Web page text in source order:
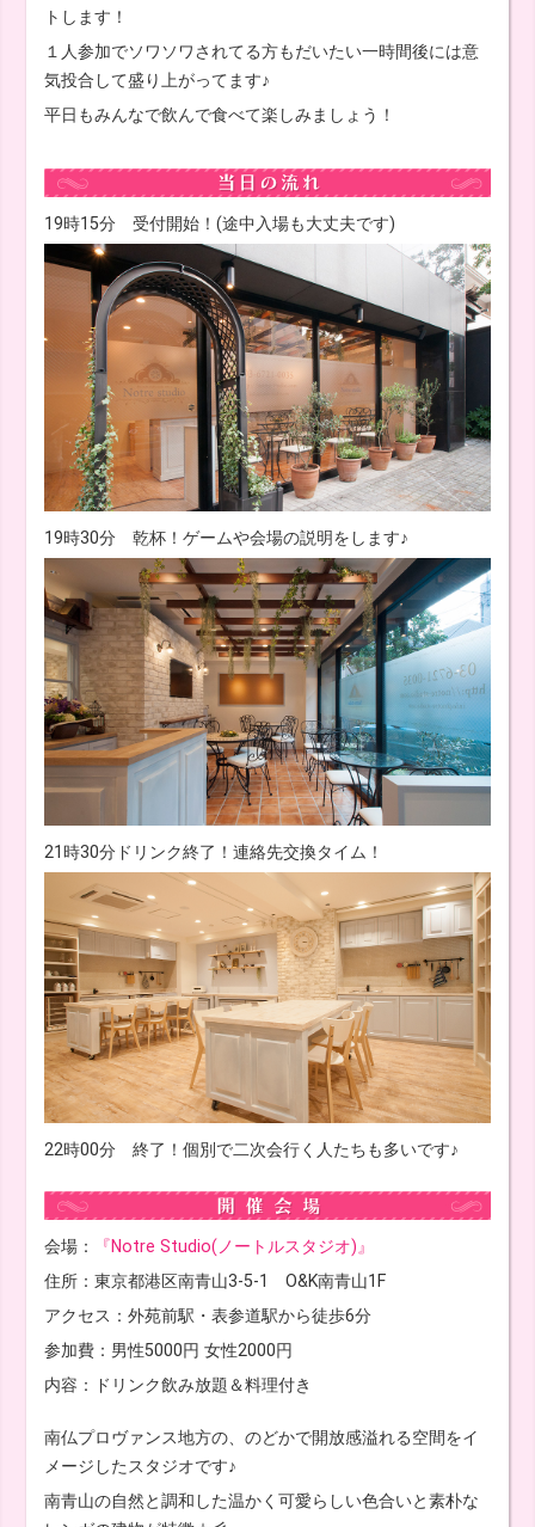
トします！
１人参加でソワソワされてる方もだいたい一時間後には意
気投合して盛り上がってます♪
平日もみんなで飲んで食べて楽しみましょう！
19時15分 受付開始！(途中入場も大丈夫です)
19時30分 乾杯！ゲームや会場の説明をします♪
21時30分ドリンク終了！連絡先交換タイム！
22時00分 終了！個別で二次会行く人たちも多いです♪
会場：
『Notre Studio(ノートルスタジオ)』
住所：東京都港区南青山3-5-1 O&K南青山1F
アクセス：外苑前駅・表参道駅から徒歩6分
参加費：男性5000円 女性2000円
内容：ドリンク飲み放題＆料理付き
南仏プロヴァンス地方の、のどかで開放感溢れる空間をイ
メージしたスタジオです♪
南青山の自然と調和した温かく可愛らしい色合いと素朴な